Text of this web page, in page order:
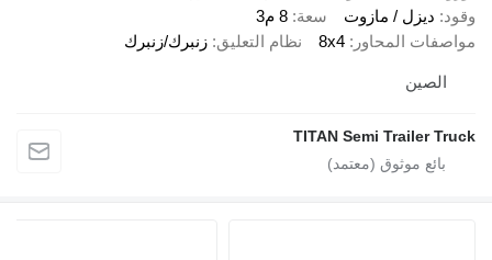
ديزل / مازوت سعة
8 م3
المحاور 8x4 نظام التعليق زنبرك/زنبرك
الصين
TITAN Semi Trailer